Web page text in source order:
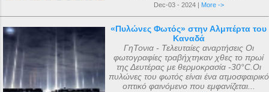
Dec-03 - 2024 | More ->
«Πυλώνες Φωτός» στην Αλμπέρτα του
Καναδά
ΓηΤονια - Τελευταίες αναρτήσεις Οι
φωτογραφίες τραβήχτηκαν χθες το πρωί
της Δευτέρας με θερμοκρασία -30°C.Οι
πυλώνες του φωτός είναι ένα ατμοσφαιρικό
οπτικό φαινόμενο που εμφανίζεται...